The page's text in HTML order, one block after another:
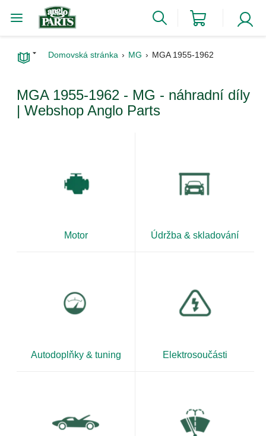
Domovská stránka MG MGA 1955-1962
MGA 1955-1962 - MG - náhradní díly
| Webshop Anglo Parts
Motor Údržba & skladování
Autodoplňky & tuning Elektrosoučásti